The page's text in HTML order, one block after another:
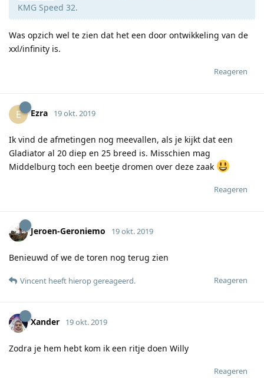
KMG Speed 32.
Was opzich wel te zien dat het een door ontwikkeling van de
xxl/infinity is.
Reageren
E Ezra 19 okt. 2019
Ik vind de afmetingen nog meevallen, als je kijkt dat een
Gladiator al 20 diep en 25 breed is. Misschien mag
Middelburg toch een beetje dromen over deze zaak
Reageren
Jeroen-Geroniemo 19 okt. 2019
Benieuwd of we de toren nog terug zien
Reageren
Vincent heeft hierop gereageerd.
Xander 19 okt. 2019
Zodra je hem hebt kom ik een ritje doen Willy
Reageren